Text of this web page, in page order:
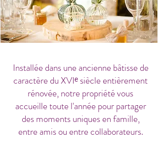
Installée dans une ancienne bâtisse de
caractère du XVIᵉ siècle entièrement
rénovée, notre propriété vous
accueille toute l'année pour partager
des moments uniques en famille,
entre amis ou entre collaborateurs.